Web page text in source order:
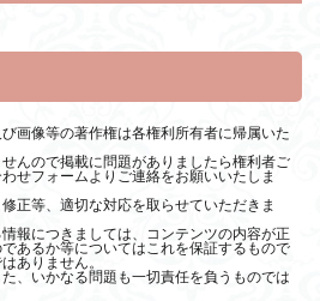
画像等の著作権は各権利所有者に帰属いた
んので掲載に問題がありましたら権利者ご
せフォームよりご連絡をお願いいたしま
正等、適切な対応を取らせていただきま
報につきましては、コンテンツの内容が正
あるか等についてはこれを保証するもので
ありません。
、いかなる問題も一切責任を負うものでは